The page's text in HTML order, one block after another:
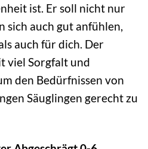
ist. Er soll nicht nur
auch gut anfühlen,
auch für dich. Der
viel Sorgfalt und
den Bedürfnissen von
Säuglingen gerecht zu